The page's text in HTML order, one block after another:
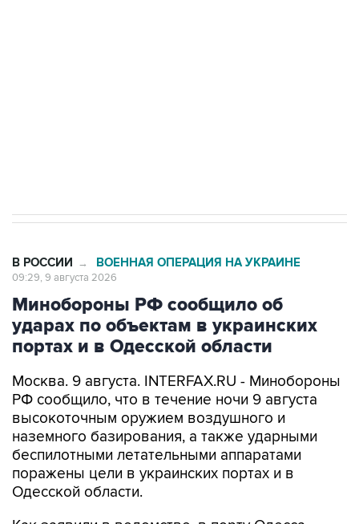
В РОССИИ → ВОЕННАЯ ОПЕРАЦИЯ НА УКРАИНЕ
09:29, 9 августа 2026
Минобороны РФ сообщило об
ударах по объектам в украинских
портах и в Одесской области
Москва. 9 августа. INTERFAX.RU - Минобороны
РФ сообщило, что в течение ночи 9 августа
высокоточным оружием воздушного и
наземного базирования, а также ударными
беспилотными летательными аппаратами
поражены цели в украинских портах и в
Одесской области.